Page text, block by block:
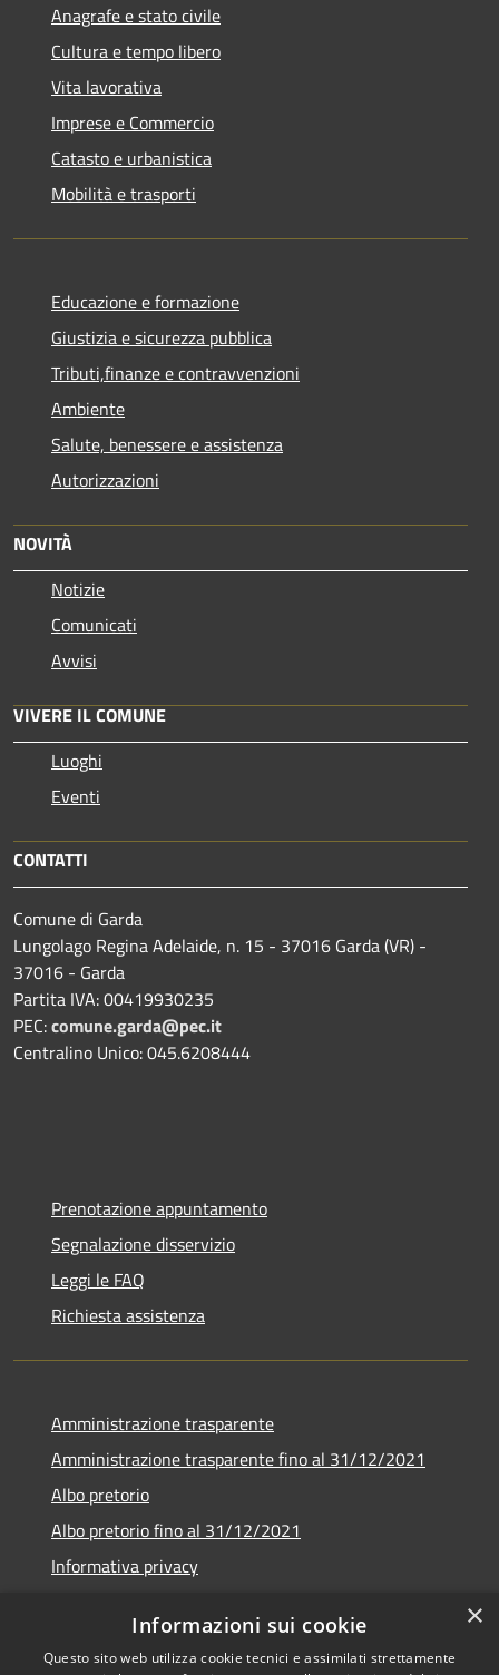
Anagrafe e stato civile
Cultura e tempo libero
Vita lavorativa
Imprese e Commercio
Catasto e urbanistica
Mobilità e trasporti
Educazione e formazione
Giustizia e sicurezza pubblica
Tributi,finanze e contravvenzioni
Ambiente
Salute, benessere e assistenza
Autorizzazioni
NOVITÀ
Notizie
Comunicati
Avvisi
VIVERE IL COMUNE
Luoghi
Eventi
CONTATTI
Comune di Garda
Lungolago Regina Adelaide, n. 15 - 37016 Garda (VR) -
37016 - Garda
Partita IVA: 00419930235
PEC:comune.garda@pec.it
Centralino Unico: 045.6208444
Prenotazione appuntamento
Segnalazione disservizio
Leggi le FAQ
Richiesta assistenza
Amministrazione trasparente
Amministrazione trasparente fino al 31/12/2021
Albo pretorio
Albo pretorio fino al 31/12/2021
Informativa privacy
Dichiarazione di accessibilità
×
Informazioni sui cookie
Questo sito web utilizza cookie tecnici e assimilati strettamente